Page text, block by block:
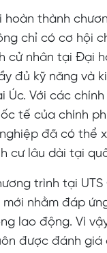
hoàn thành
chỉ có cơ hội
cử nhân tại Đại
đủ kỹ năng và
Úc. Với các
tế của chính
đã có thể
cư lâu dài tại
trình tại
nhằm đáp
lao động. Vì
được đánh giá